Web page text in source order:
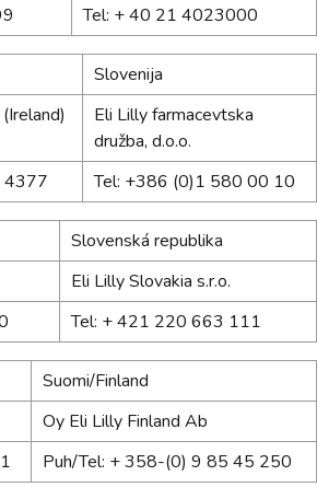
Tel: + 40 21 4023000
Slovenija
Eli Lilly farmacevtska
družba, d.o.o.
4377
Tel: +386 (0)1 580 00 10
Slovenská republika
Eli Lilly Slovakia s.r.o.
Tel: + 421 220 663 111
Suomi/Finland
Oy Eli Lilly Finland Ab
Puh/Tel: + 358-(0) 9 85 45 250